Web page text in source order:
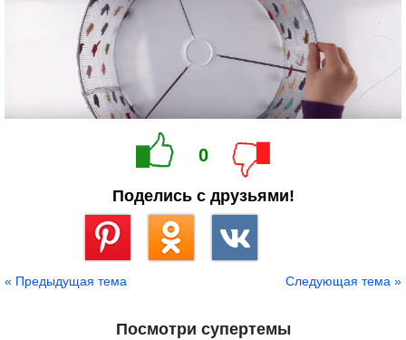
0
Поделись с друзьями!
« Предыдущая тема Следующая тема »
Посмотри супертемы